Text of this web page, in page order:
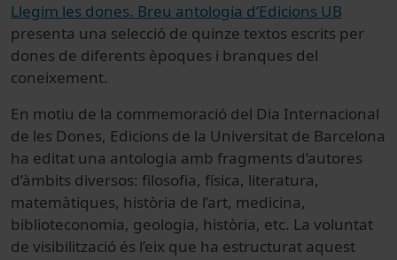
Llegim les dones. Breu antologia d’Edicions UB
presenta una selecció de quinze textos escrits per
dones de diferents èpoques i branques del
coneixement.
En motiu de la commemoració del Dia Internacional
de les Dones, Edicions de la Universitat de Barcelona
ha editat una antologia amb fragments d’autores
d’àmbits diversos: filosofia, física, literatura,
matemàtiques, història de l’art, medicina,
biblioteconomia, geologia, història, etc. La voluntat
de visibilització és l’eix que ha estructurat aquest